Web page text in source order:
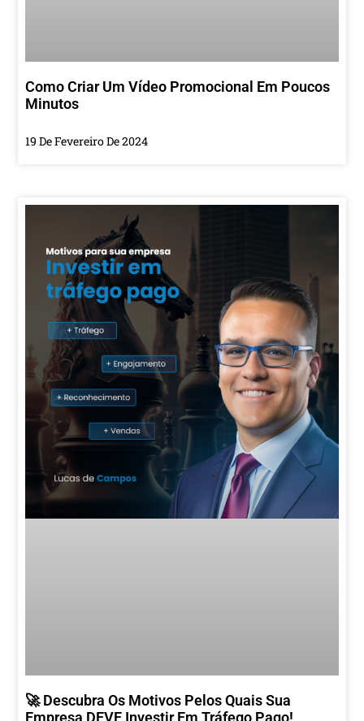
Como Criar Um Vídeo Promocional Em Poucos
Minutos
19 De Fevereiro De 2024
🚀 Descubra Os Motivos Pelos Quais Sua
Empresa DEVE Investir Em Tráfego Pago!